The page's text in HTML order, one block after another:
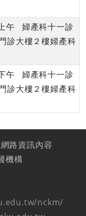
午 婦產科十一診
診大樓２樓婦產科
午 婦產科十一診
診大樓２樓婦產科
路資訊內容
機構
nckm/